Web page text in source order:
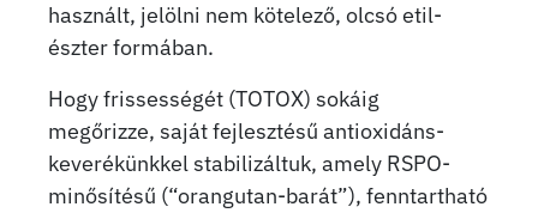
használt, jelölni nem kötelező, olcsó etil-
észter formában.
Hogy frissességét (TOTOX) sokáig
megőrizze, saját fejlesztésű antioxidáns-
keverékünkkel stabilizáltuk, amely RSPO-
minősítésű (“orangutan-barát”), fenntartható